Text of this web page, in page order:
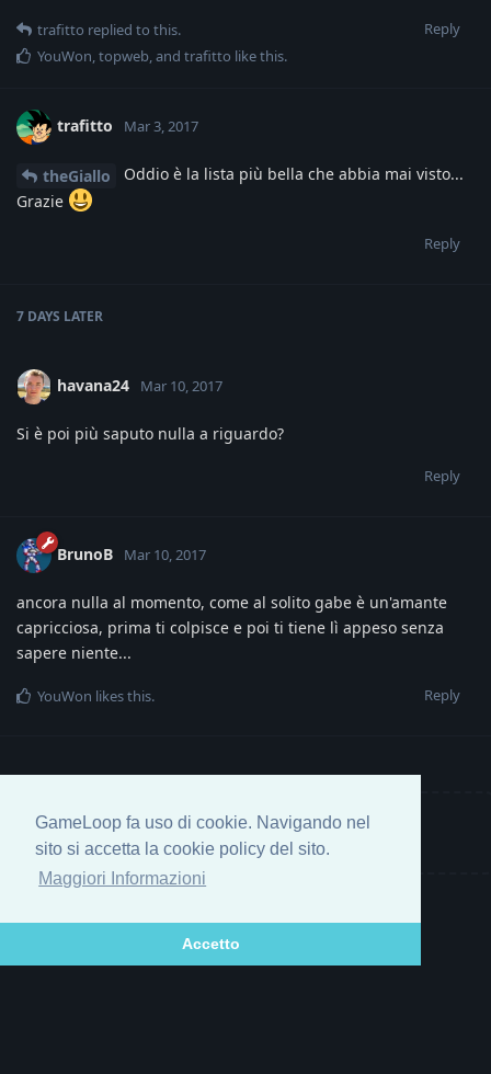
GameLoop fa uso di cookie. Navigando nel
sito si accetta la cookie policy del sito.
Maggiori Informazioni
Accetto
Reply
trafitto replied to this.
YouWon,topweb, and trafitto like this.
trafitto Mar 3, 2017
theGiallo
Oddio è la lista più bella che abbia mai visto...
Grazie
Reply
7 DAYS LATER
havana24 Mar 10, 2017
Si è poi più saputo nulla a riguardo?
Reply
BrunoB Mar 10, 2017
ancora nulla al momento, come al solito gabe è un'amante
capricciosa, prima ti colpisce e poi ti tiene lì appeso senza
sapere niente...
Reply
YouWon likes this.
Write a Reply...